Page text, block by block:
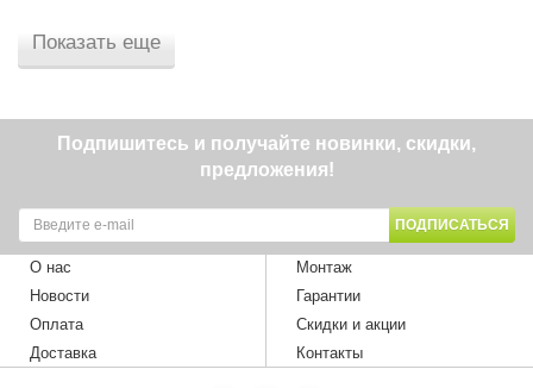
Показать еще
Подпишитесь и получайте новинки, скидки,
предложения!
ПОДПИСАТЬСЯ
О нас
Новости
Оплата
Доставка
Монтаж
Гарантии
Скидки и акции
Контакты